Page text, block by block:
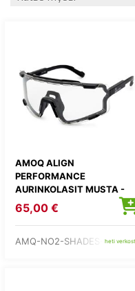
AMOQ ALIGN
PERFORMANCE
AURINKOLASIT MUSTA -
KIRKAS
65,00 €
AMQ-NO2-SHADES-1heti